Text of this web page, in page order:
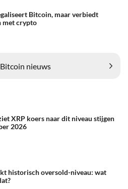
Bitcoin, maar verbiedt
met crypto
nieuws
XRP koers naar dit niveau stijgen
2026
historisch oversold-niveau: wat